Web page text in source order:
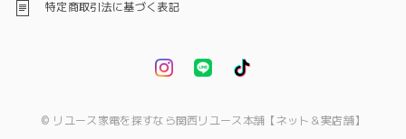
特定商取引法に基づく表記
© リユース家電を探すなら関西リユース本舗【ネット＆実店舗】